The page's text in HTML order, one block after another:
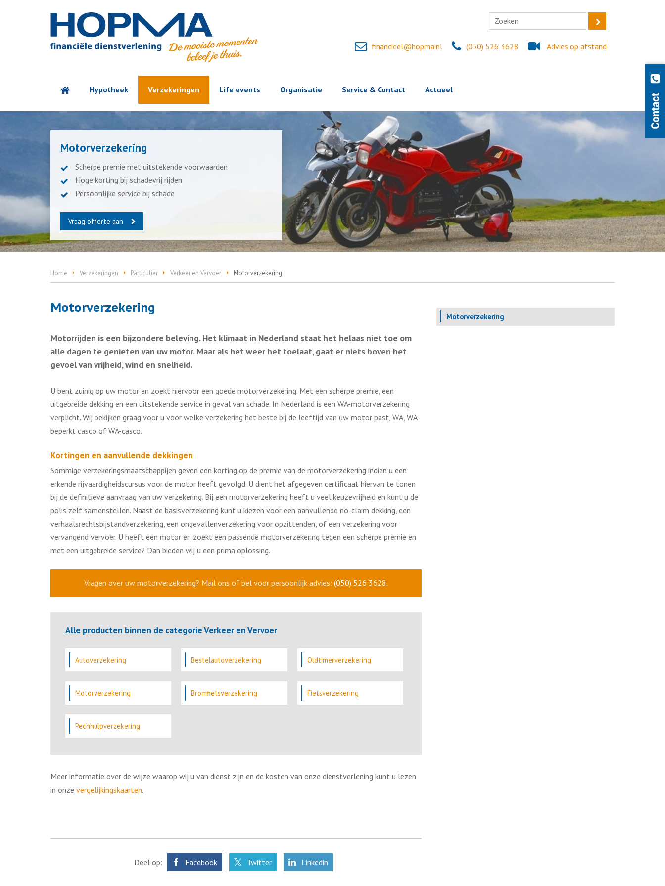
financieel@hopma.nl (050) 526 3628 Advies op afstand
Hypotheek Verzekeringen Life events Organisatie Service & Contact Actueel
Motorverzekering
Scherpe premie met uitstekende voorwaarden
Hoge korting bij schadevrij rijden
Persoonlijke service bij schade
Vraag offerte aan
Home Verzekeringen Particulier Verkeer en Vervoer Motorverzekering
Motorverzekering
Motorrijden is een bijzondere beleving. Het klimaat in Nederland staat het helaas niet toe om
alle dagen te genieten van uw motor. Maar als het weer het toelaat, gaat er niets boven het
gevoel van vrijheid, wind en snelheid.
U bent zuinig op uw motor en zoekt hiervoor een goede motorverzekering. Met een scherpe premie, een
uitgebreide dekking en een uitstekende service in geval van schade. In Nederland is een WA-motorverzekering
verplicht. Wij bekijken graag voor u voor welke verzekering het beste bij de leeftijd van uw motor past, WA, WA
beperkt casco of WA-casco.
Kortingen en aanvullende dekkingen
Sommige verzekeringsmaatschappijen geven een korting op de premie van de motorverzekering indien u een
erkende rijvaardigheidscursus voor de motor heeft gevolgd. U dient het afgegeven certificaat hiervan te tonen
bij de definitieve aanvraag van uw verzekering. Bij een motorverzekering heeft u veel keuzevrijheid en kunt u de
polis zelf samenstellen. Naast de basisverzekering kunt u kiezen voor een aanvullende no-claim dekking, een
verhaalsrechtsbijstandverzekering, een ongevallenverzekering voor opzittenden, of een verzekering voor
vervangend vervoer. U heeft een motor en zoekt een passende motorverzekering tegen een scherpe premie en
met een uitgebreide service? Dan bieden wij u een prima oplossing.
Vragen over uw motorverzekering? Mail ons of bel voor persoonlijk advies: (050) 526 3628.
Alle producten binnen de categorie Verkeer en Vervoer
Autoverzekering Bestelautoverzekering Oldtimerverzekering
Motorverzekering Bromfietsverzekering Fietsverzekering
Pechhulpverzekering
Meer informatie over de wijze waarop wij u van dienst zijn en de kosten van onze dienstverlening kunt u lezen
in onze vergelijkingskaarten.
Deel op: Facebook Twitter Linkedin
Motorverzekering